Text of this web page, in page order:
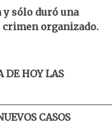
sólo duró una
crimen organizado.
DE HOY LAS
CASOS